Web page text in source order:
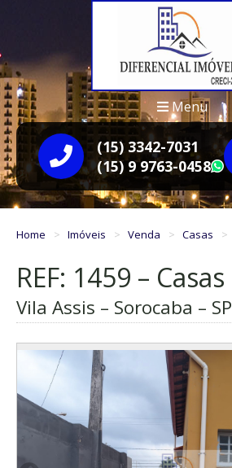
Menu
(15) 3342-7031
(15) 9 9763-0458
Home Imóveis Venda Casas
REF: 1459 – Casas
Vila Assis – Sorocaba – SP